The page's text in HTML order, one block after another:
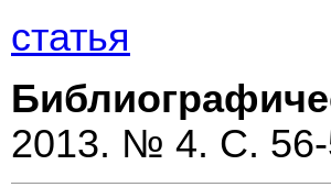
статья
2013. № 4. С. 56-